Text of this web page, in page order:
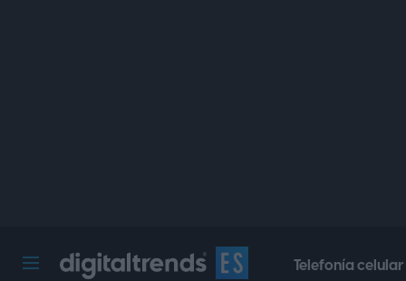
Telefonía celular